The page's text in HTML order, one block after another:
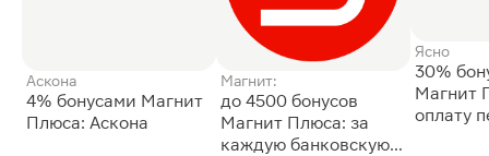
Аскона
4% бонусами Магнит
Плюса: Аскона
Магнит:
до 4500 бонусов
Магнит Плюса: за
каждую банковскую
Ясно
30%
Магнит
оплату